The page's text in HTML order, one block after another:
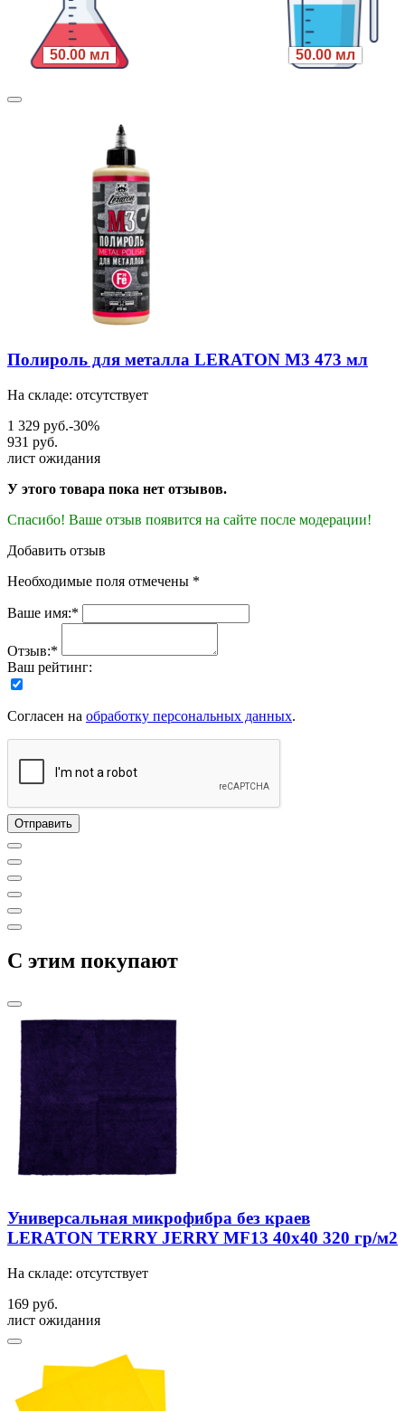
50.00 мл 50.00 мл
Полироль для металла LERATON M3 473 мл
На складе: отсутствует
1 329 руб.-30%
931 руб.
лист ожидания
У этого товара пока нет отзывов.
Спасибо! Ваше отзыв появится на сайте после модерации!
Добавить отзыв
Необходимые поля отмечены *
Ваше имя:*
Отзыв:*
Ваш рейтинг:
Согласен на обработку персональных данных.
C этим покупают
Универсальная микрофибра без краев
LERATON TERRY JERRY MF13 40x40 320 гр/м2
На складе: отсутствует
169 руб.
лист ожидания